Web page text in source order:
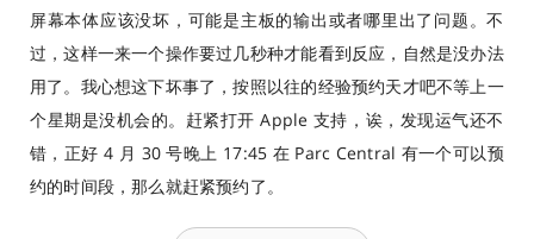
屏幕本体应该没坏，可能是主板的输出或者哪里出了问题。不
过，这样一来一个操作要过几秒种才能看到反应，自然是没办法
用了。我心想这下坏事了，按照以往的经验预约天才吧不等上一
个星期是没机会的。赶紧打开 Apple 支持，诶，发现运气还不
错，正好 4 月 30 号晚上 17:45 在 Parc Central 有一个可以预
约的时间段，那么就赶紧预约了。